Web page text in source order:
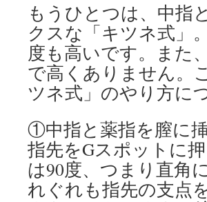
もうひとつは、中指
クスな「キツネ式」
度も高いです。また
で高くありません。
ツネ式」のやり方に
①中指と薬指を膣に
指先をGスポットに
は90度、つまり直角
れぐれも指先の支点